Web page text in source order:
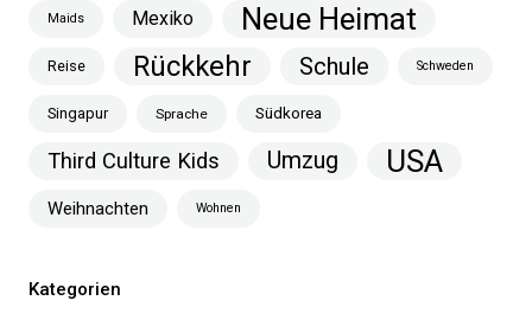
Maids Mexiko Neue Heimat
Reise Rückkehr Schule Schweden
Singapur Sprache Südkorea
Third Culture Kids Umzug USA
Weihnachten Wohnen
Kategorien